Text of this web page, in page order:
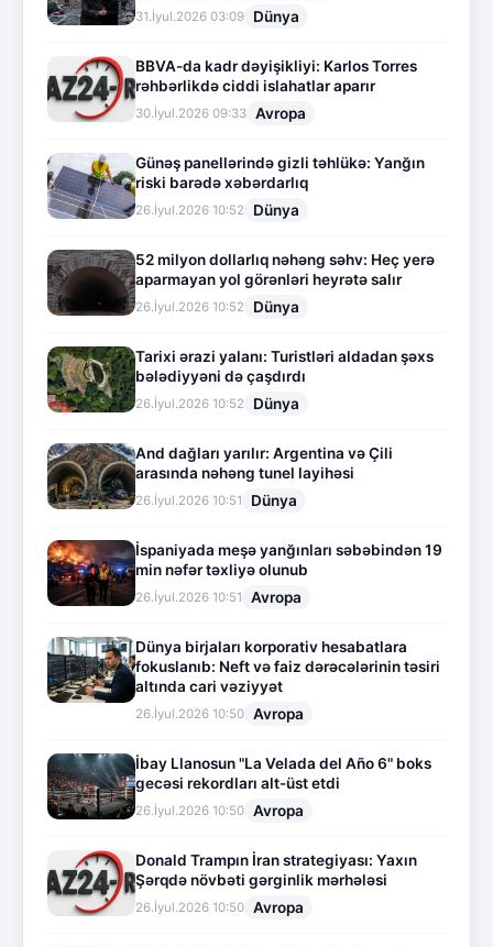
31.İyul.2026 03:09 Dünya
BBVA-da kadr dəyişikliyi: Karlos Torres
rəhbərlikdə ciddi islahatlar aparır
30.İyul.2026 09:33 Avropa
Günəş panellərində gizli təhlükə: Yanğın
riski barədə xəbərdarlıq
26.İyul.2026 10:52 Dünya
52 milyon dollarlıq nəhəng səhv: Heç yerə
aparmayan yol görənləri heyrətə salır
26.İyul.2026 10:52 Dünya
Tarixi ərazi yalanı: Turistləri aldadan şəxs
bələdiyyəni də çaşdırdı
26.İyul.2026 10:52 Dünya
And dağları yarılır: Argentina və Çili
arasında nəhəng tunel layihəsi
26.İyul.2026 10:51 Dünya
İspaniyada meşə yanğınları səbəbindən 19
min nəfər təxliyə olunub
26.İyul.2026 10:51 Avropa
Dünya birjaları korporativ hesabatlara
fokuslanıb: Neft və faiz dərəcələrinin təsiri
altında cari vəziyyət
26.İyul.2026 10:50 Avropa
İbay Llanosun "La Velada del Año 6" boks
gecəsi rekordları alt-üst etdi
26.İyul.2026 10:50 Avropa
Donald Trampın İran strategiyası: Yaxın
Şərqdə növbəti gərginlik mərhələsi
26.İyul.2026 10:50 Avropa